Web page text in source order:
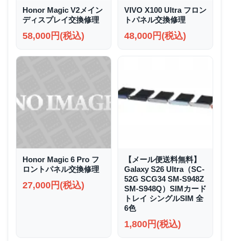
Honor Magic V2メイン
ディスプレイ交換修理
58,000円(税込)
VIVO X100 Ultra フロン
トパネル交換修理
48,000円(税込)
Honor Magic 6 Pro フ
ロントパネル交換修理
27,000円(税込)
【メール便送料無料】
Galaxy S26 Ultra（SC-
52G SCG34 SM-S948Z
SM-S948Q）SIMカード
トレイ シングルSIM 全
6色
1,800円(税込)